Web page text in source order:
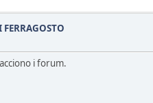
i forum.